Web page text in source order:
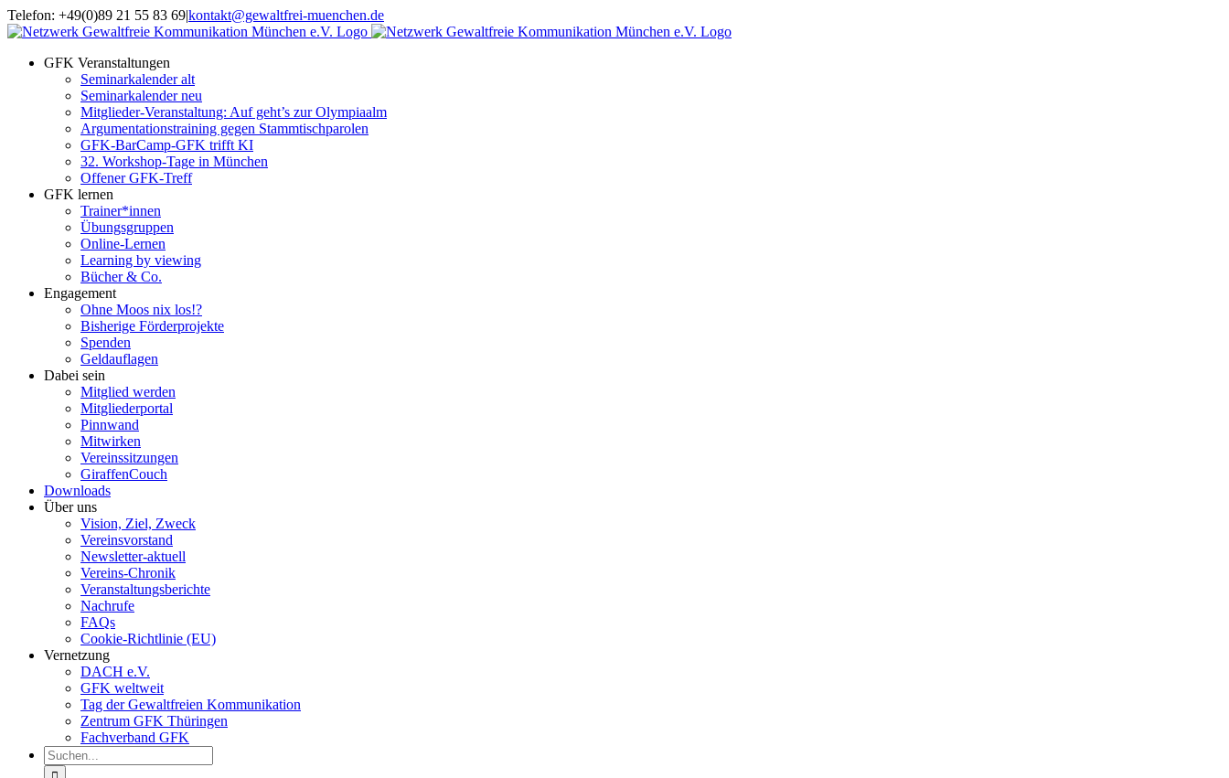
Zum
Inhalt
Telefon: +49(0)89 21 55 83 69|kontakt@gewaltfrei-muenchen.de
Einloggen
Infos
Seminarkalender
GFK Veranstaltungen
Seminarkalender alt
Seminarkalender neu
Mitglieder-Veranstaltung: Auf geht’s zur Olympiaalm
Argumentationstraining gegen Stammtischparolen
GFK-BarCamp-GFK trifft KI
32. Workshop-Tage in München
Offener GFK-Treff
GFK lernen
Trainer*innen
Übungsgruppen
Online-Lernen
Learning by viewing
Bücher & Co.
Engagement
Ohne Moos nix los!?
Bisherige Förderprojekte
Spenden
Geldauflagen
Dabei sein
Mitglied werden
Mitgliederportal
Pinnwand
Mitwirken
Vereinssitzungen
GiraffenCouch
Downloads
Über uns
Vision, Ziel, Zweck
Vereinsvorstand
Newsletter-aktuell
Vereins-Chronik
Veranstaltungsberichte
Nachrufe
FAQs
Cookie-Richtlinie (EU)
Vernetzung
DACH e.V.
GFK weltweit
Tag der Gewaltfreien Kommunikation
Zentrum GFK Thüringen
Fachverband GFK
Suche
nach: